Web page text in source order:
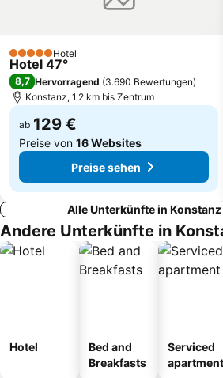
Bahnhof Bregenz
Bodenseerundfahrt
Säntis-
5 SterneHotel
Hotel 47°
8,7 Hervorragend (3.690 Bewertungen)
Konstanz, 1.2 km bis Zentrum
ab 129 €
Preise von 16 Websites
Preise sehen
Alle Unterkünfte in
Andere Unterkünfte in
Hotel
Bed and
Breakfasts
Serviced
apartment